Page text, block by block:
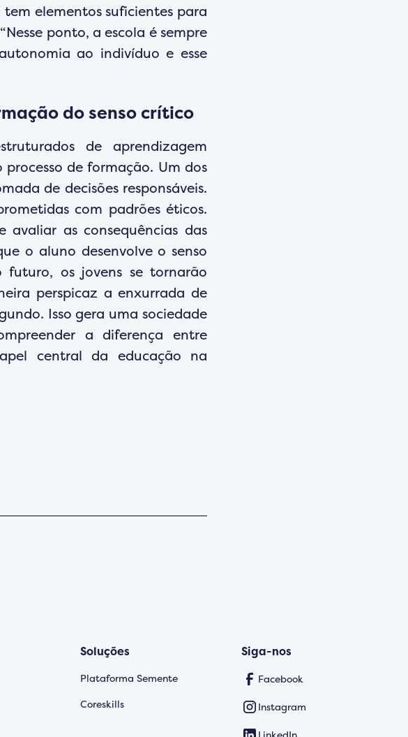
elementos suficientes para
ponto, a escola é sempre
ao indivíduo e esse
do senso crítico
de aprendizagem
de formação. Um dos
de decisões responsáveis.
com padrões éticos.
avaliar as consequências das
o aluno desenvolve o senso
os jovens se tornarão
perspicaz a enxurrada de
Isso gera uma sociedade
a diferença entre
central da educação na
Soluções
Plataforma Semente
Coreskills
Siga-nos
Facebook
Instagram